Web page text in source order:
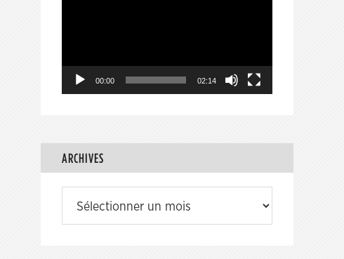
00:00 02:14
ARCHIVES